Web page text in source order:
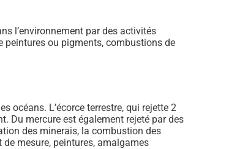
l’environnement par des activités
peintures ou pigments, combustions de
océans. L’écorce terrestre, qui rejette 2
Du mercure est également rejeté par des
des minerais, la combustion des
mesure, peintures, amalgames